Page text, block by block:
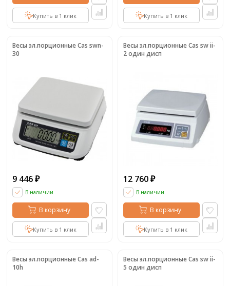
Купить в 1 клик Купить в 1 клик
Весы эл.порционные Cas swn-
30
9 446 ₽
В наличии
В корзину
Купить в 1 клик
Весы эл.порционные Cas sw ii-
2 один дисп
12 760 ₽
В наличии
В корзину
Купить в 1 клик
Весы эл.порционные Cas ad-
10h
Весы эл.порционные Cas sw ii-
5 один дисп